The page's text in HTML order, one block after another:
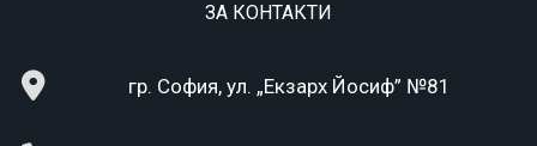
ЗА КОНТАКТИ
гр. София, ул. „Екзарх Йосиф” №81